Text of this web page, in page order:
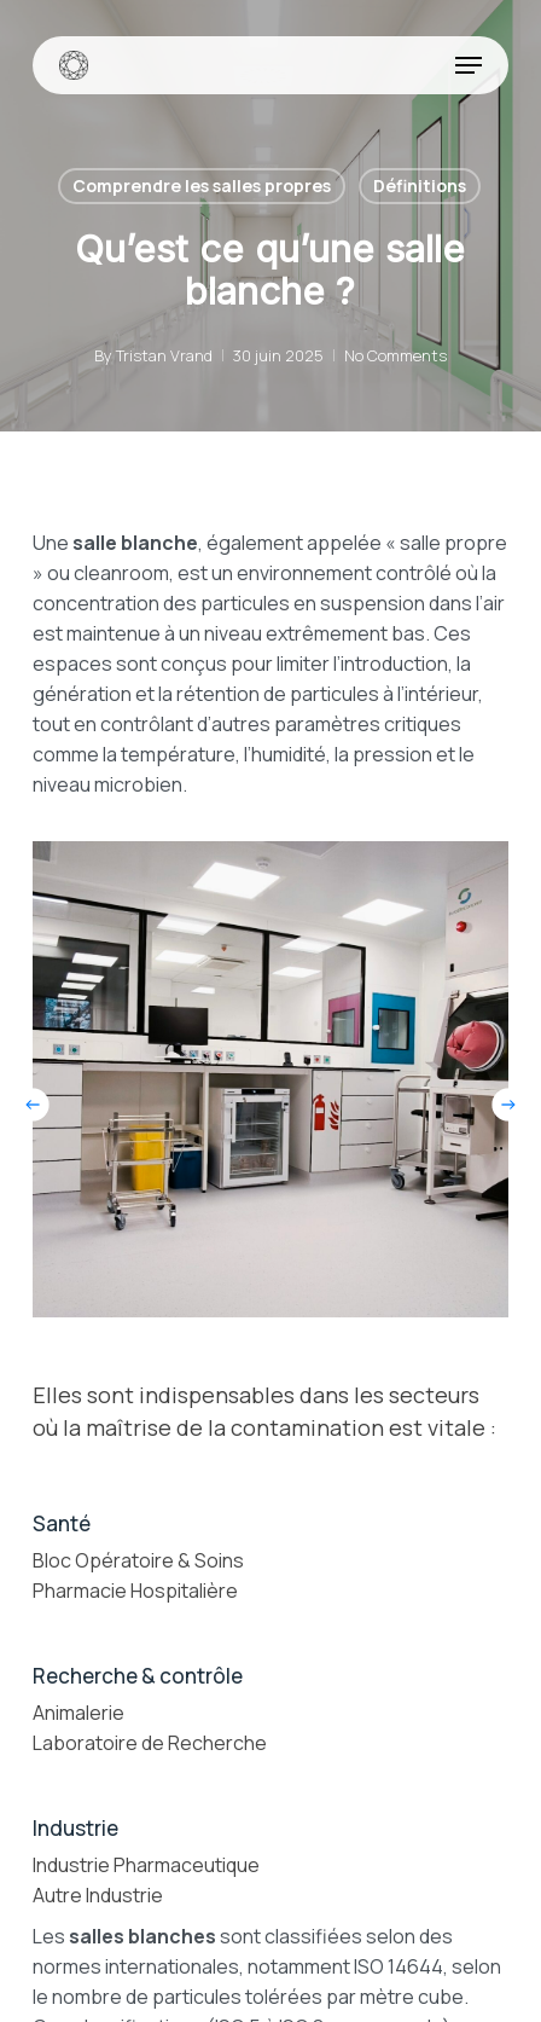
main
Menu
Comprendre les salles propres Définitions
Qu’est ce qu’une salle
blanche ?
By Tristan Vrand 30 juin 2025 No Comments
Une salle blanche, également appelée « salle propre
» oucleanroom, est un environnement contrôlé où la
concentration des particules en suspension dans l’air
est maintenue à un niveau extrêmement bas. Ces
espaces sont conçus pour limiter l’introduction, la
génération et la rétention de particules à l’intérieur,
tout en contrôlant d’autres paramètres critiques
comme la température, l’humidité, la pression et le
niveau microbien.
Elles sont indispensables dans les secteurs
où la maîtrise de la contamination est vitale :
Santé
Bloc Opératoire & Soins
Pharmacie Hospitalière
Recherche & contrôle
Animalerie
Laboratoire de Recherche
Industrie
Industrie Pharmaceutique
Autre Industrie
Les salles blanchessont classifiées selon des
normes internationales, notammentISO 14644, selon
le nombre de particules tolérées par mètre cube.